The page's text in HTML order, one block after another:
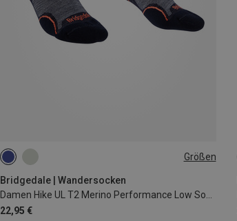
Größen
Bridgedale | Wandersocken
22,95 €
35|36|37